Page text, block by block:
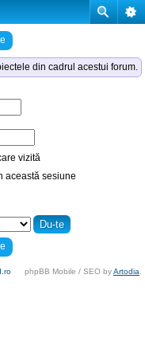
din cadrul acestui forum.
vizită
această sesiune
phpBB Mobile / SEO byArtodia